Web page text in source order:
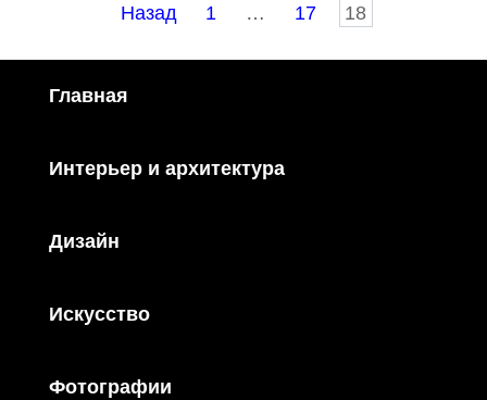
Назад 1 … 17 18
Главная
Интерьер и архитектура
Дизайн
Искусство
Фотографии